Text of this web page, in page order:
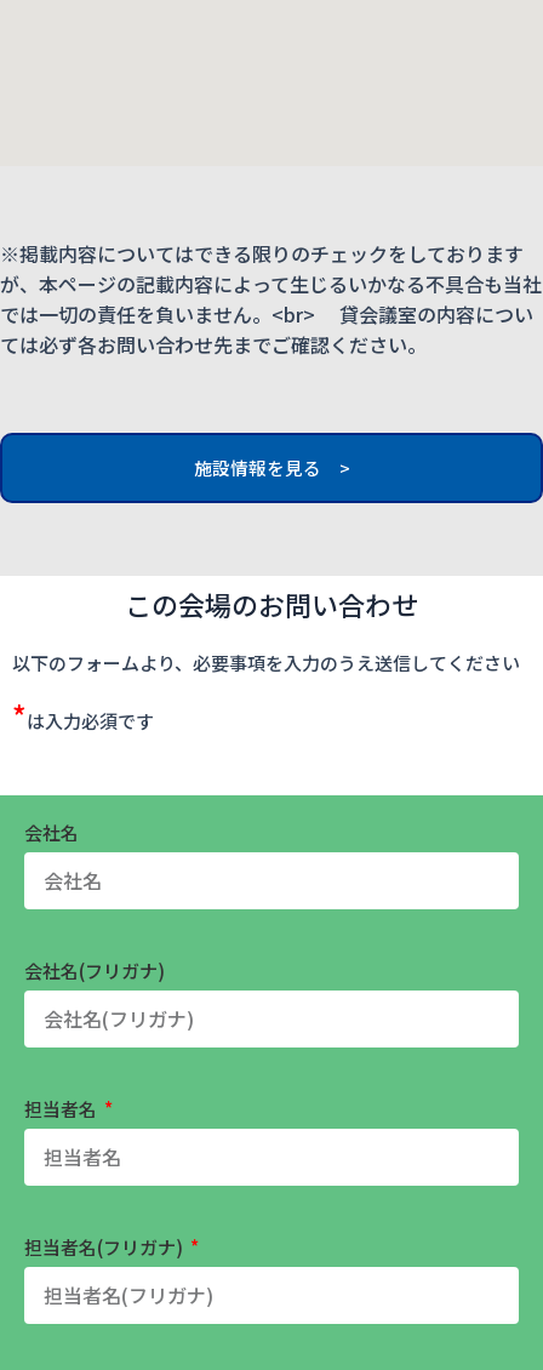
※掲載内容についてはできる限りのチェックをしております
が、本ページの記載内容によって生じるいかなる不具合も当社
では一切の責任を負いません。<br> 貸会議室の内容につい
ては必ず各お問い合わせ先までご確認ください。
施設情報を見る >
この会場のお問い合わせ
以下のフォームより、必要事項を入力のうえ送信してください
*は入力必須です
会社名
会社名(フリガナ)
担当者名
担当者名(フリガナ)